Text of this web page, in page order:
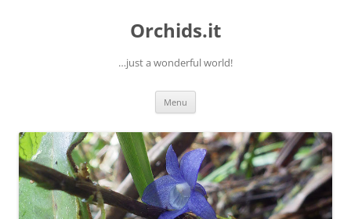
Orchids.it
…just a wonderful world!
Menu